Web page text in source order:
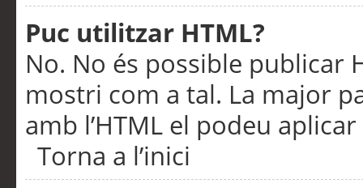
Puc utilitzar HTML?
No. No és possible publicar
mostri com a tal. La major
amb l’HTML el podeu
Torna a l’inici